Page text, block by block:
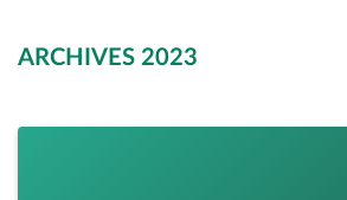
ARCHIVES 2023